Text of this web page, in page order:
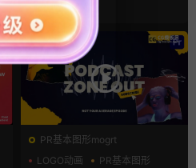
2天前
PR基本图形mogrt
LOGO动画
PR基本图形